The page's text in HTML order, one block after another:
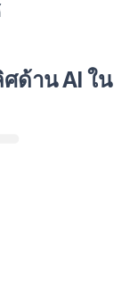
ด้าน AI ใน